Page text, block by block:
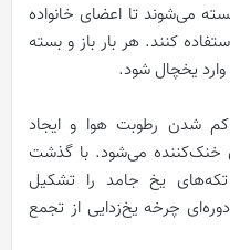
می‌شوند تا اعضای خانواده
کنند. هر بار باز و بسته
یخچال شود.
شدن رطوبت هوا و ایجاد
خنک‌کننده می‌شود. با گذشت
یخ جامد را تشکیل
چرخه یخ‌زدایی از تجمع